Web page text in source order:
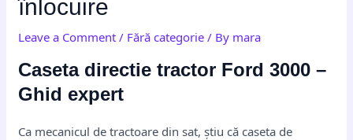
înlocuire
Leave a Comment / Fără categorie / By mara
Caseta directie tractor Ford 3000 –
Ghid expert
Ca mecanicul de tractoare din sat, știu că caseta de